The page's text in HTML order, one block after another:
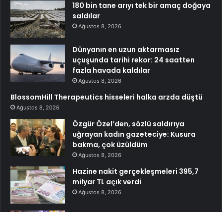
180 bin tane arıyı tek bir amaç doğaya
saldılar
Ağustos 8, 2026
Dünyanın en uzun aktarmasız
uçuşunda tarihi rekor: 24 saatten
fazla havada kaldılar
Ağustos 8, 2026
BlossomHill Therapeutics hisseleri halka arzda düştü
Ağustos 8, 2026
Özgür Özel’den, sözlü saldırıya
uğrayan kadın gazeteciye: Kusura
bakma, çok üzüldüm
Ağustos 8, 2026
Hazine nakit gerçekleşmeleri 395,7
milyar TL açık verdi
Ağustos 8, 2026